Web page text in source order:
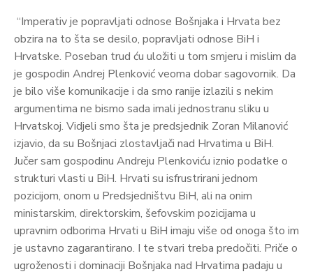
“Imperativ je popravljati odnose Bošnjaka i Hrvata bez
obzira na to šta se desilo, popravljati odnose BiH i
Hrvatske. Poseban trud ću uložiti u tom smjeru i mislim da
je gospodin Andrej Plenković veoma dobar sagovornik. Da
je bilo više komunikacije i da smo ranije izlazili s nekim
argumentima ne bismo sada imali jednostranu sliku u
Hrvatskoj. Vidjeli smo šta je predsjednik Zoran Milanović
izjavio, da su Bošnjaci zlostavljači nad Hrvatima u BiH.
Jučer sam gospodinu Andreju Plenkoviću iznio podatke o
strukturi vlasti u BiH. Hrvati su isfrustrirani jednom
pozicijom, onom u Predsjedništvu BiH, ali na onim
ministarskim, direktorskim, šefovskim pozicijama u
upravnim odborima Hrvati u BiH imaju više od onoga što im
je ustavno zagarantirano. I te stvari treba predočiti. Priče o
ugroženosti i dominaciji Bošnjaka nad Hrvatima padaju u